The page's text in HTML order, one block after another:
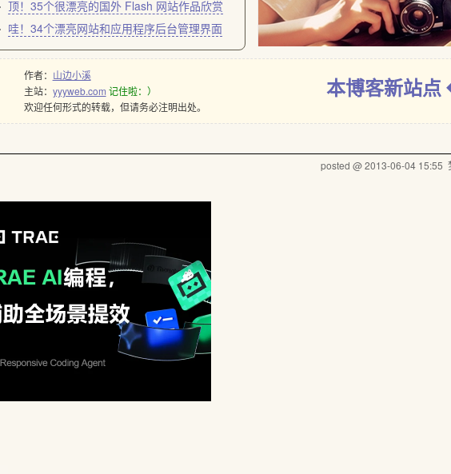
顶！35个很漂亮的国外 Flash 网站作品欣赏
哇！34个漂亮网站和应用程序后台管理界面
本博客新站点
作者： 山边小溪
主站： yyyweb.com 记住啦：）
欢迎任何形式的转载，但请务必注明出处。
posted @2013-06-04 15:55